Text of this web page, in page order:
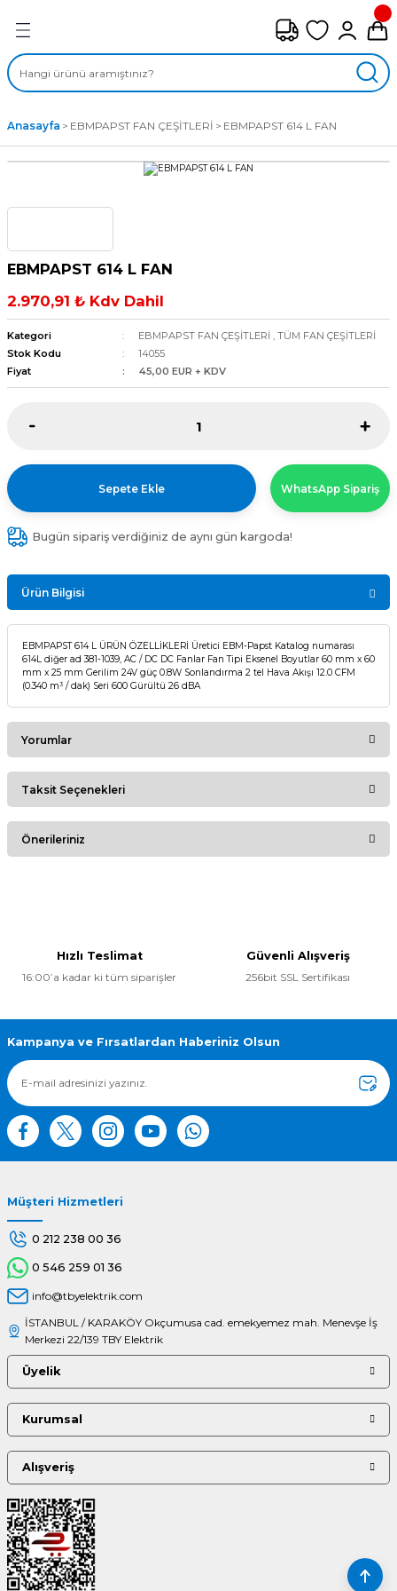
ÇEŞİTLERİ
FANLAR
FANLAR
Anasayfa EBMPAPST FAN ÇEŞİTLERİ EBMPAPST 614 L FAN
EBMPAPST 614 L FAN
2.970,91 ₺ Kdv Dahil
Kategori EBMPAPST FAN ÇEŞİTLERİ , TÜM FAN ÇEŞİTLERİ
Stok Kodu
14055
Fiyat
45,00 EUR + KDV
Sepete Ekle WhatsApp Sipariş
Bugün sipariş verdiğiniz de aynı gün kargoda!
Ürün Bilgisi
EBMPAPST 614 L ÜRÜN ÖZELLİKLERİ Üretici EBM-Papst Katalog numarası
614L diğer ad 381-1039, AC / DC DC Fanlar Fan Tipi Eksenel Boyutlar 60 mm x 60
mm x 25 mm Gerilim 24V güç 0.8W Sonlandırma 2 tel Hava Akışı 12.0 CFM
(0.340 m³ / dak) Seri 600 Gürültü 26 dBA
Yorumlar
Bu ürüne ilk yorumu siz yapın!
Taksit Seçenekleri
Önerileriniz
Ürün bilgilerinde hatalar bulunuyor.
Ürün fiyatı diğer sitelerden daha pahalı.
Bu ürüne benzer farklı alternatifler olmalı.
Hızlı Teslimat
16:00’a kadar ki tüm siparişler
Güvenli Alışveriş
256bit SSL Sertifikası
Kampanya ve Fırsatlardan Haberiniz Olsun
Müşteri Hizmetleri
0 212 238 00 36
0 546 259 01 36
info@tbyelektrik.com
İSTANBUL / KARAKÖY Okçumusa cad. emekyemez mah. Menevşe İş
Merkezi 22/139 TBY Elektrik
Üyelik
Kurumsal
Alışveriş